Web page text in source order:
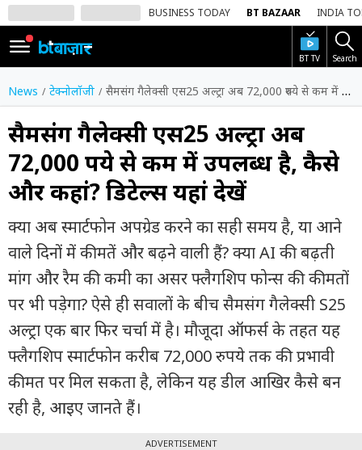
BUSINESS TODAY BT BAZAAR INDIA
BT TV Search
SIGN
IN
Dark
Mode
होम
शेयर
वीडियो
ट्रेंडिंग
बिजनेस
न्यूज
पर्सनल
फाइनेंस
टेक्नोलॉजी
News टेक्नोलॉजी सैमसंग गैलेक्सी एस25 अल्ट्रा अब 72,000 रुपये से कम में उपलब्ध है, कैसे और कहां? डिटेल्स यहां देखें
सैमसंग गैलेक्सी एस25 अल्ट्रा अब
72,000 रुपये से कम में उपलब्ध है, कैसे
और कहां? डिटेल्स यहां देखें
क्या अब स्मार्टफोन अपग्रेड करने का सही समय है, या आने
वाले दिनों में कीमतें और बढ़ने वाली हैं? क्या AI की बढ़ती
मांग और रैम की कमी का असर फ्लैगशिप फोन्स की कीमतों
पर भी पड़ेगा? ऐसे ही सवालों के बीच सैमसंग गैलेक्सी S25
अल्ट्रा एक बार फिर चर्चा में है। मौजूदा ऑफर्स के तहत यह
फ्लैगशिप स्मार्टफोन करीब 72,000 रुपये तक की प्रभावी
कीमत पर मिल सकता है, लेकिन यह डील आखिर कैसे बन
रही है, आइए जानते हैं।
ADVERTISEMENT